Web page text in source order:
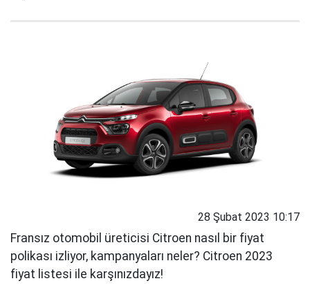
28 Şubat 2023 10:17
Fransız otomobil üreticisi Citroen nasıl bir fiyat
polikası izliyor, kampanyaları neler? Citroen 2023
fiyat listesi ile karşınızdayız!